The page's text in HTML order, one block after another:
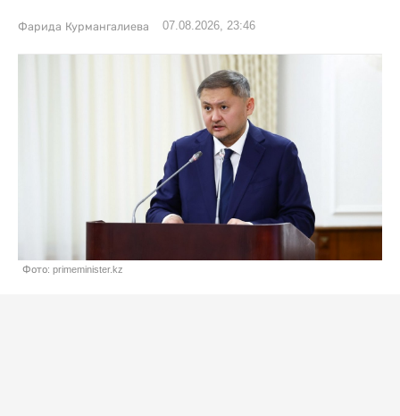
Фарида Курмангалиева 07.08.2026, 23:46
Фото: primeminister.kz